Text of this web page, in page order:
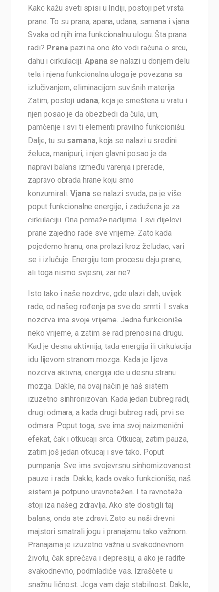
Kako kažu sveti spisi u Indiji, postoji pet vrsta
prane. To su prana, apana, udana, samana i vjana.
Svaka od njih ima funkcionalnu ulogu. Šta prana
radi? Prana pazi na ono što vodi računa o srcu,
dahu i cirkulaciji. Apana se nalazi u donjem delu
tela i njena funkcionalna uloga je povezana sa
izlučivanjem, eliminacijom suvišnih materija.
Zatim, postoji udana, koja je smeštena u vratu i
njen posao je da obezbedi da čula, um,
pamćenje i svi ti elementi pravilno funkcionišu.
Dalje, tu su samana, koja se nalazi u sredini
želuca, manipuri, i njen glavni posao je da
napravi balans između varenja i prerade,
zapravo obrada hrane koju smo
konzumirali. Vjana se nalazi svuda, pa je više
poput funkcionalne energije, i zadužena je za
cirkulaciju. Ona pomaže nadijima. I svi dijelovi
prane zajedno rade sve vrijeme. Zato kada
pojedemo hranu, ona prolazi kroz želudac, vari
se i izlučuje. Energiju tom procesu daju prane,
ali toga nismo svjesni, zar ne?
Isto tako i naše nozdrve, gde ulazi dah, uvijek
rade, od našeg rođenja pa sve do smrti. I svaka
nozdrva ima svoje vrijeme. Jedna funkcioniše
neko vrijeme, a zatim se rad prenosi na drugu.
Kad je desna aktivnija, tada energija ili cirkulacija
idu lijevom stranom mozga. Kada je lijeva
nozdrva aktivna, energija ide u desnu stranu
mozga. Dakle, na ovaj način je naš sistem
izuzetno sinhronizovan. Kada jedan bubreg radi,
drugi odmara, a kada drugi bubreg radi, prvi se
odmara. Poput toga, sve ima svoj naizmenični
efekat, čak i otkucaji srca. Otkucaj, zatim pauza,
zatim još jedan otkucaj i sve tako. Poput
pumpanja. Sve ima svojevrsnu sinhornizovanost
pauze i rada. Dakle, kada ovako funkcioniše, naš
sistem je potpuno uravnotežen. I ta ravnoteža
stoji iza našeg zdravlja. Ako ste dostigli taj
balans, onda ste zdravi. Zato su naši drevni
majstori smatrali jogu i pranajamu tako važnom.
Pranajama je izuzetno važna u svakodnevnom
životu, čak sprečava i depresiju, a ako je radite
svakodnevno, podmladiće vas. Izrašćete u
snažnu ličnost. Joga vam daje stabilnost. Dakle,